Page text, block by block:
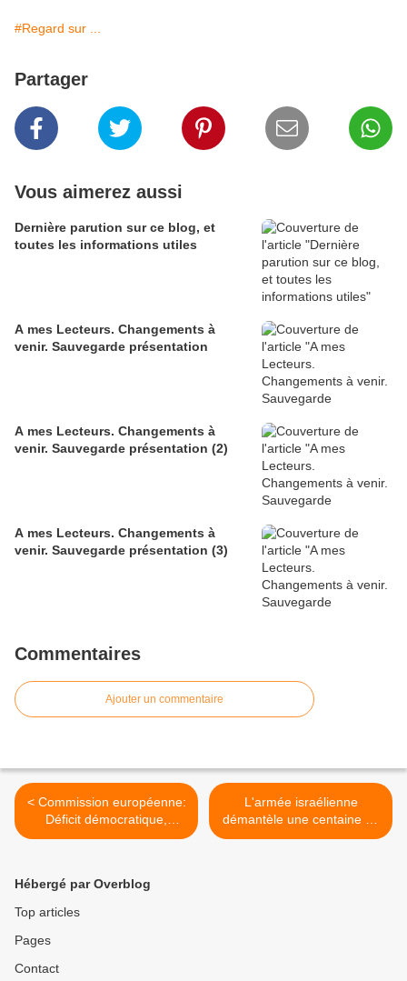
#Regard sur ...
Partager
Vous aimerez aussi
Dernière parution sur ce blog, et
toutes les informations utiles
A mes Lecteurs. Changements à
venir. Sauvegarde présentation
A mes Lecteurs. Changements à
venir. Sauvegarde présentation (2)
A mes Lecteurs. Changements à
venir. Sauvegarde présentation (3)
Commentaires
Ajouter un commentaire
< Commission européenne:
Déficit démocratique,
oppposition alignée...
L'armée israélienne
démantèle une centaine de
barrages en Cisjordanie >
Hébergé par Overblog
Top articles
Pages
Contact